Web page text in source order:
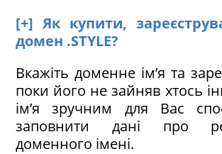
[+] Як купити,
домен .STYLE?
Вкажіть доменне ім’я та
поки його не зайняв хтось
ім’я зручним для Вас
заповнити дані про
доменного імені.